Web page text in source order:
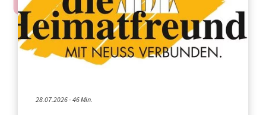
28.07.2026 - 46 Min.